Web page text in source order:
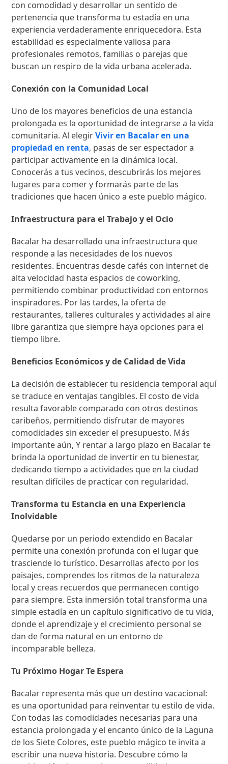
con comodidad y desarrollar un sentido de
pertenencia que transforma tu estadía en una
experiencia verdaderamente enriquecedora. Esta
estabilidad es especialmente valiosa para
profesionales remotos, familias o parejas que
buscan un respiro de la vida urbana acelerada.
Conexión con la Comunidad Local
Uno de los mayores beneficios de una estancia
prolongada es la oportunidad de integrarse a la vida
comunitaria. Al elegir Vivir en Bacalar en una
propiedad en renta, pasas de ser espectador a
participar activamente en la dinámica local.
Conocerás a tus vecinos, descubrirás los mejores
lugares para comer y formarás parte de las
tradiciones que hacen único a este pueblo mágico.
Infraestructura para el Trabajo y el Ocio
Bacalar ha desarrollado una infraestructura que
responde a las necesidades de los nuevos
residentes. Encuentras desde cafés con internet de
alta velocidad hasta espacios de coworking,
permitiendo combinar productividad con entornos
inspiradores. Por las tardes, la oferta de
restaurantes, talleres culturales y actividades al aire
libre garantiza que siempre haya opciones para el
tiempo libre.
Beneficios Económicos y de Calidad de Vida
La decisión de establecer tu residencia temporal aquí
se traduce en ventajas tangibles. El costo de vida
resulta favorable comparado con otros destinos
caribeños, permitiendo disfrutar de mayores
comodidades sin exceder el presupuesto. Más
importante aún, Y rentar a largo plazo en Bacalar te
brinda la oportunidad de invertir en tu bienestar,
dedicando tiempo a actividades que en la ciudad
resultan difíciles de practicar con regularidad.
Transforma tu Estancia en una Experiencia
Inolvidable
Quedarse por un periodo extendido en Bacalar
permite una conexión profunda con el lugar que
trasciende lo turístico. Desarrollas afecto por los
paisajes, comprendes los ritmos de la naturaleza
local y creas recuerdos que permanecen contigo
para siempre. Esta inmersión total transforma una
simple estadía en un capítulo significativo de tu vida,
donde el aprendizaje y el crecimiento personal se
dan de forma natural en un entorno de
incomparable belleza.
Tu Próximo Hogar Te Espera
Bacalar representa más que un destino vacacional:
es una oportunidad para reinventar tu estilo de vida.
Con todas las comodidades necesarias para una
estancia prolongada y el encanto único de la Laguna
de los Siete Colores, este pueblo mágico te invita a
escribir una nueva historia. Descubre cómo la